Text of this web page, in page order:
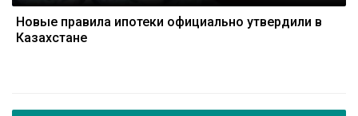
Новые правила ипотеки официально утвердили в
Казахстане